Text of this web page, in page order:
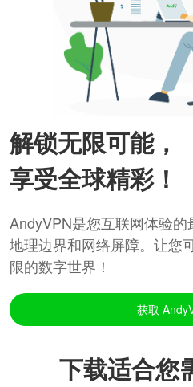
解锁无限可能，
享受全球精彩！
AndyVPN是您互联网体验
地理边界和网络屏障。让您
限的数字世界！
获取
下载适合您